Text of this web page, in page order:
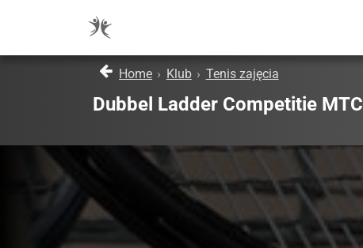
Home › Klub › Tenis zajęcia
Dubbel Ladder Competitie MTC